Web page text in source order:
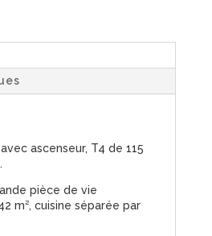
ascenseur, T4 de 115
pièce de vie
m², cuisine séparée par